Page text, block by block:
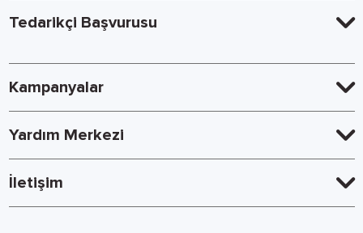
Tedarikçi Başvurusu
Kampanyalar
Yardım Merkezi
İletişim